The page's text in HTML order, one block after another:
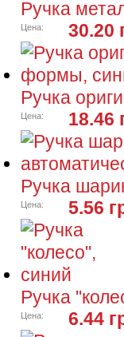
Ручка
Цена: 30.20
Ручка
Цена: 18.46
Ручка
Цена: 5.56
Ручка
Цена: 6.44